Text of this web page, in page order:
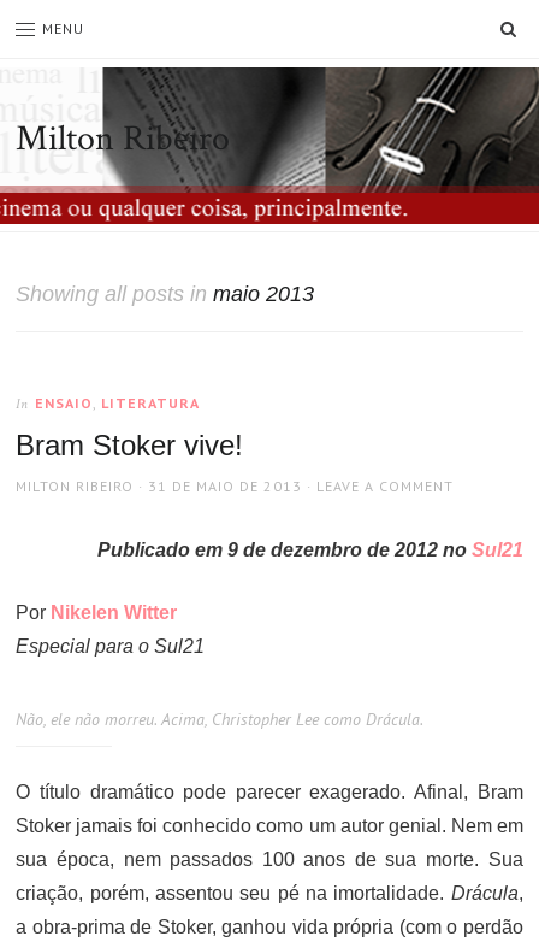
MENU
Milton Ribeiro
Showing all posts inmaio 2013
In ENSAIO , LITERATURA
Bram Stoker vive!
AUTHOR
MILTON RIBEIRO
POSTED
31 DE MAIO DE 2013 LEAVE A COMMENT
Publicado em 9 de dezembro de 2012 no Sul21
Por Nikelen Witter
Especial para o Sul21
Não, ele não morreu. Acima, Christopher Lee como Drácula.
O título dramático pode parecer exagerado. Afinal, Bram
Stoker jamais foi conhecido como um autor genial. Nem em
sua época, nem passados 100 anos de sua morte. Sua
criação, porém, assentou seu pé na imortalidade. Drácula,
a obra-prima de Stoker, ganhou vida própria (com o perdão